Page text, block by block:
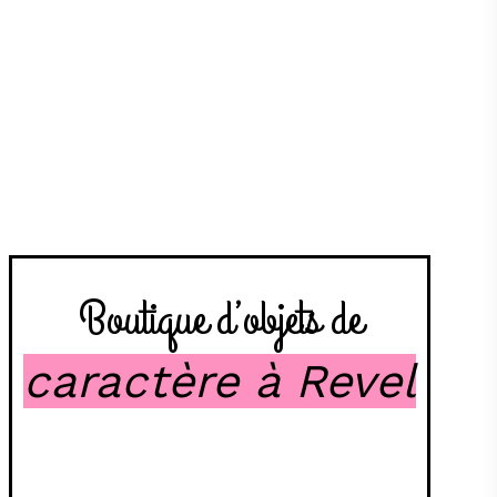
Boutique d’objets de
caractère à Revel